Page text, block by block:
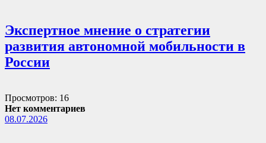
Экспертное мнение о стратегии
развития автономной мобильности в
России
Просмотров: 16
Нет комментариев
08.07.2026